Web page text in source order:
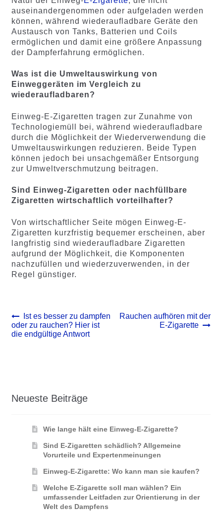
auseinandergenommen oder aufgeladen werden
können, während wiederaufladbare Geräte den
Austausch von Tanks, Batterien und Coils
ermöglichen und damit eine größere Anpassung
der Dampferfahrung ermöglichen.
Was ist die Umweltauswirkung von
Einweggeräten im Vergleich zu
wiederaufladbaren?
Einweg-E-Zigaretten tragen zur Zunahme von
Technologiemüll bei, während wiederaufladbare
durch die Möglichkeit der Wiederverwendung die
Umweltauswirkungen reduzieren. Beide Typen
können jedoch bei unsachgemäßer Entsorgung
zur Umweltverschmutzung beitragen.
Sind Einweg-Zigaretten oder nachfüllbare
Zigaretten wirtschaftlich vorteilhafter?
Von wirtschaftlicher Seite mögen Einweg-E-
Zigaretten kurzfristig bequemer erscheinen, aber
langfristig sind wiederaufladbare Zigaretten
aufgrund der Möglichkeit, die Komponenten
nachzufüllen und wiederzuverwenden, in der
Regel günstiger.
Beitrags-
Navigation
Vorheriger
Beitrag:
Ist es besser zu dampfen
oder zu rauchen? Hier ist
die endgültige Antwort
Nächster
Rauchen aufhören mit der
E-Zigarette
Neueste Beiträge
Wie lange hält eine Einweg-E-Zigarette?
Sind E-Zigaretten schädlich? Allgemeine
Vorurteile und Expertenmeinungen
Einweg-E-Zigarette: Wo kann man sie kaufen?
Welche E-Zigarette soll man wählen? Ein
umfassender Leitfaden zur Orientierung in der
Welt des Dampfens